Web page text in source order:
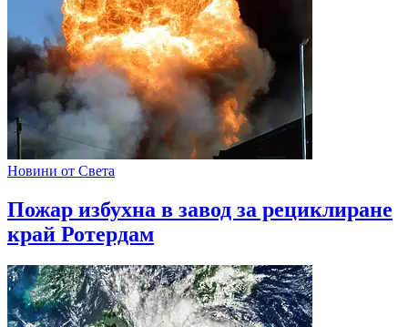
Новини от Света
Пожар избухна в завод за рециклиране
край Ротердам